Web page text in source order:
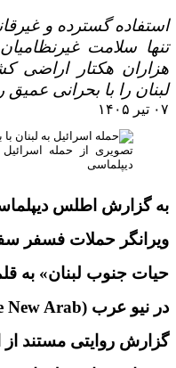
استفاده گسترده و
تنها سلامت
هزاران هکتار اراضی
لبنان را با بحرانی
۰۷ تیر ۱۴۰۵
تصویری از حمله
دیپلماسی
به گزارش اطلس
ویرانگر حملات فسفر
گزارش روایتی مستند از